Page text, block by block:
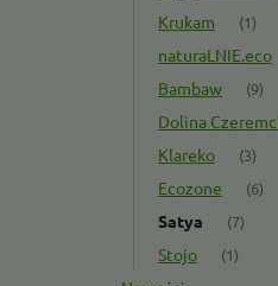
Krukam (1)
naturaLNIE.eco
Bambaw (9)
Dolina
Klareko (3)
Ecozone (6)
Satya (7)
Stojo (1)